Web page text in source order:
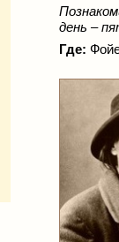
день –
Где: